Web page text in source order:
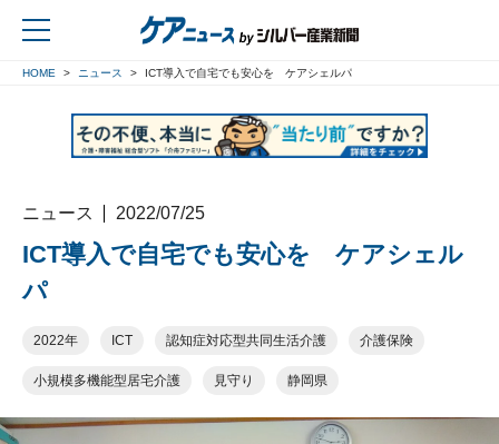
HOME ニュース ICT導入で自宅でも安心を ケアシェルパ
ニュース 2022/07/25
ICT導入で自宅でも安心を ケアシェル
パ
2022年 ICT 認知症対応型共同生活介護 介護保険
小規模多機能型居宅介護 見守り 静岡県